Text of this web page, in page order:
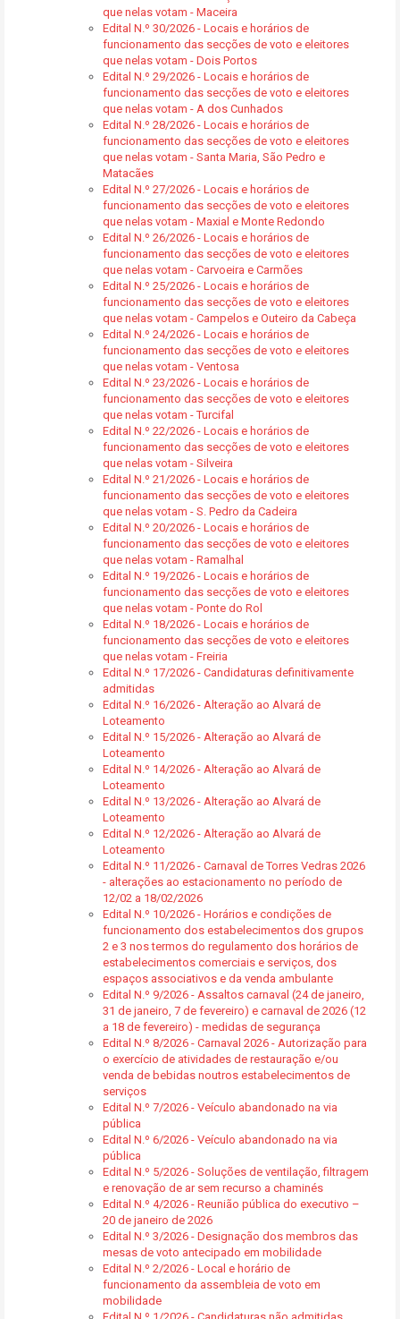
que nelas votam - Maceira
Edital N.º 30/2026 - Locais e horários de
funcionamento das secções de voto e eleitores
que nelas votam - Dois Portos
Edital N.º 29/2026 - Locais e horários de
funcionamento das secções de voto e eleitores
que nelas votam - A dos Cunhados
Edital N.º 28/2026 - Locais e horários de
funcionamento das secções de voto e eleitores
que nelas votam - Santa Maria, São Pedro e
Matacães
Edital N.º 27/2026 - Locais e horários de
funcionamento das secções de voto e eleitores
que nelas votam - Maxial e Monte Redondo
Edital N.º 26/2026 - Locais e horários de
funcionamento das secções de voto e eleitores
que nelas votam - Carvoeira e Carmões
Edital N.º 25/2026 - Locais e horários de
funcionamento das secções de voto e eleitores
que nelas votam - Campelos e Outeiro da Cabeça
Edital N.º 24/2026 - Locais e horários de
funcionamento das secções de voto e eleitores
que nelas votam - Ventosa
Edital N.º 23/2026 - Locais e horários de
funcionamento das secções de voto e eleitores
que nelas votam - Turcifal
Edital N.º 22/2026 - Locais e horários de
funcionamento das secções de voto e eleitores
que nelas votam - Silveira
Edital N.º 21/2026 - Locais e horários de
funcionamento das secções de voto e eleitores
que nelas votam - S. Pedro da Cadeira
Edital N.º 20/2026 - Locais e horários de
funcionamento das secções de voto e eleitores
que nelas votam - Ramalhal
Edital N.º 19/2026 - Locais e horários de
funcionamento das secções de voto e eleitores
que nelas votam - Ponte do Rol
Edital N.º 18/2026 - Locais e horários de
funcionamento das secções de voto e eleitores
que nelas votam - Freiria
Edital N.º 17/2026 - Candidaturas definitivamente
admitidas
Edital N.º 16/2026 - Alteração ao Alvará de
Loteamento
Edital N.º 15/2026 - Alteração ao Alvará de
Loteamento
Edital N.º 14/2026 - Alteração ao Alvará de
Loteamento
Edital N.º 13/2026 - Alteração ao Alvará de
Loteamento
Edital N.º 12/2026 - Alteração ao Alvará de
Loteamento
Edital N.º 11/2026 - Carnaval de Torres Vedras 2026
- alterações ao estacionamento no período de
12/02 a 18/02/2026
Edital N.º 10/2026 - Horários e condições de
funcionamento dos estabelecimentos dos grupos
2 e 3 nos termos do regulamento dos horários de
estabelecimentos comerciais e serviços, dos
espaços associativos e da venda ambulante
Edital N.º 9/2026 - Assaltos carnaval (24 de janeiro,
31 de janeiro, 7 de fevereiro) e carnaval de 2026 (12
a 18 de fevereiro) - medidas de segurança
Edital N.º 8/2026 - Carnaval 2026 - Autorização para
o exercício de atividades de restauração e/ou
venda de bebidas noutros estabelecimentos de
serviços
Edital N.º 7/2026 - Veículo abandonado na via
pública
Edital N.º 6/2026 - Veículo abandonado na via
pública
Edital N.º 5/2026 - Soluções de ventilação, filtragem
e renovação de ar sem recurso a chaminés
Edital N.º 4/2026 - Reunião pública do executivo –
20 de janeiro de 2026
Edital N.º 3/2026 - Designação dos membros das
mesas de voto antecipado em mobilidade
Edital N.º 2/2026 - Local e horário de
funcionamento da assembleia de voto em
mobilidade